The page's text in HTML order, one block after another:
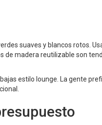
suaves y blancos rotos.
de madera reutilizable son
estilo lounge. La gente